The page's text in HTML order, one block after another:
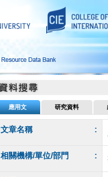
應用文 研究資料
文章名稱 :
相關機構/單位/部門 :